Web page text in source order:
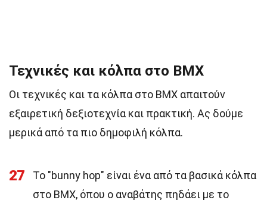
Τεχνικές και κόλπα στο BMX
Οι τεχνικές και τα κόλπα στο BMX απαιτούν
εξαιρετική δεξιοτεχνία και πρακτική. Ας δούμε
μερικά από τα πιο δημοφιλή κόλπα.
27
Το "bunny hop" είναι ένα από τα βασικά κόλπα
στο BMX, όπου ο αναβάτης πηδάει με το